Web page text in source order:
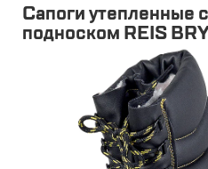
Сапоги утепленные
подноском REIS